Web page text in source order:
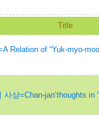
Title
Relation of “Yuk-myo-
상=Chan-jan’thoughts in